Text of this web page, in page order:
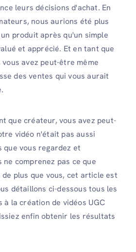
leurs décisions d'achat. En
nous aurions été plus
produit après qu'un simple
et apprécié. Et en tant que
avez peut-être même
des ventes qui vous aurait
que créateur, vous avez peut-
vidéo n'était pas aussi
que vous regardez et
ne comprenez pas ce que
plus que vous, cet article est
détaillons ci-dessous tous les
à la création de vidéos UGC
enfin obtenir les résultats